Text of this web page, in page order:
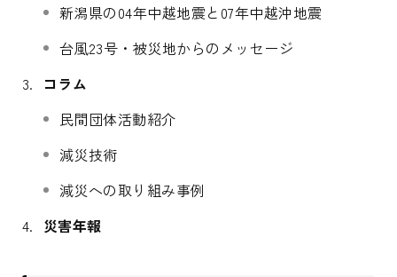
新潟県の04年中越地震と07年中越沖地震
台風23号・被災地からのメッセージ
コラム
民間団体活動紹介
減災技術
減災への取り組み事例
災害年報